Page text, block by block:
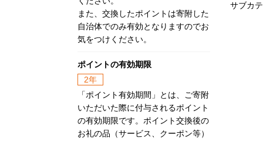
サブカテ
また、交換したポイントは寄附した
自治体でのみ有効となりますのでお
気をつけください。
ポイントの有効期限
2年
「ポイント有効期間」とは、ご寄附
いただいた際に付与されるポイント
の有効期限です。ポイント交換後の
お礼の品（サービス、クーポン等）